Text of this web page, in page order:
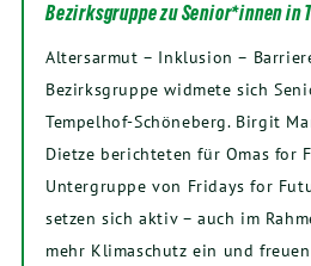
Bezirksgruppe zu Senior*innen in
Altersarmut – Inklusion –
Bezirksgruppe widmete sich
Tempelhof-Schöneberg. Birgit
Dietze berichteten für Omas for
Untergruppe von Fridays for
setzen sich aktiv – auch im
mehr Klimaschutz ein und